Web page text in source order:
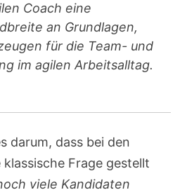
Coach eine
an Grundlagen,
für die Team- und
im agilen Arbeitsalltag.
darum, dass bei den
Frage gestellt
viele Kandidaten